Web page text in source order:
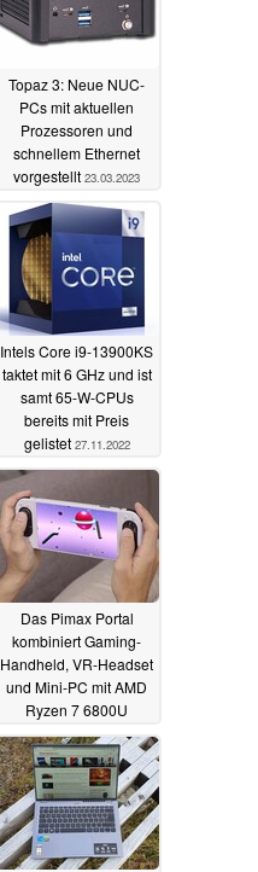
Topaz 3: Neue NUC-
PCs mit aktuellen
Prozessoren und
schnellem Ethernet
vorgestellt 23.03.2023
Intels Core i9-13900KS
taktet mit 6 GHz und ist
samt 65-W-CPUs
bereits mit Preis
gelistet 27.11.2022
Das Pimax Portal
kombiniert Gaming-
Handheld, VR-Headset
und Mini-PC mit AMD
Ryzen 7 6800U
10.11.2022